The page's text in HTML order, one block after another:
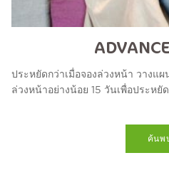
ประหยัดกว่าเมื่อจองล่วงหน้า วางแ
ล่วงหน้าอย่างน้อย 15 วันเพื่อประหยั
ค้นพ